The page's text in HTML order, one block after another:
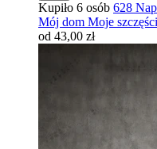
Kupiło 6 osób 628
Mój dom Moje
od 43,00 zł